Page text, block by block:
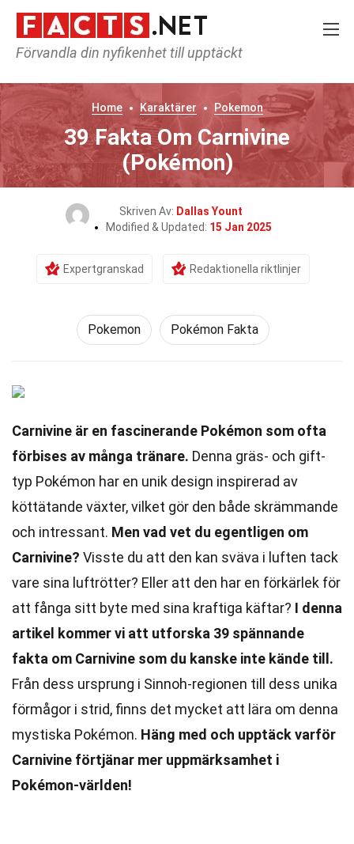
Förvandla din nyfikenhet till upptäckt
Home Karaktärer Pokemon
39 Fakta Om Carnivine
(Pokémon)
Skriven Av: Dallas Yount
Modified & Updated: 15 Jan 2025
Expertgranskad Redaktionella riktlinjer
Pokemon Pokémon Fakta
Carnivine är en fascinerande Pokémon som ofta
förbises av många tränare. Denna gräs- och gift-
typ Pokémon har en unik design inspirerad av
köttätande växter, vilket gör den både skrämmande
och intressant. Men vad vet du egentligen om
Carnivine? Visste du att den kan sväva i luften tack
vare sina luftrötter? Eller att den har en förkärlek för
att fånga sitt byte med sina kraftiga käftar? I denna
artikel kommer vi att utforska 39 spännande
fakta om Carnivine som du kanske inte kände till.
Från dess ursprung i Sinnoh-regionen till dess unika
förmågor i strid, finns det mycket att lära om denna
mystiska Pokémon. Häng med och upptäck varför
Carnivine förtjänar mer uppmärksamhet i
Pokémon-världen!